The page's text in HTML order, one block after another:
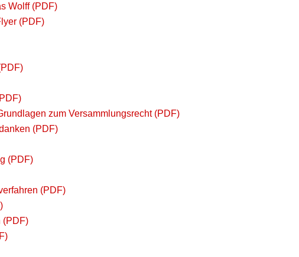
Wolff (PDF)
(PDF)
zum Versammlungsrecht (PDF)
(PDF)
(PDF)
(PDF)
(PDF)